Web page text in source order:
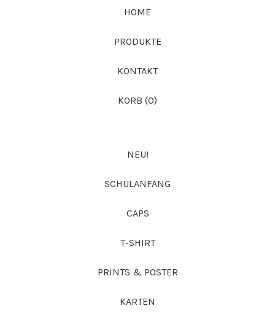
HOME
PRODUKTE
KONTAKT
KORB (0)
NEU!
SCHULANFANG
CAPS
T-SHIRT
PRINTS & POSTER
KARTEN